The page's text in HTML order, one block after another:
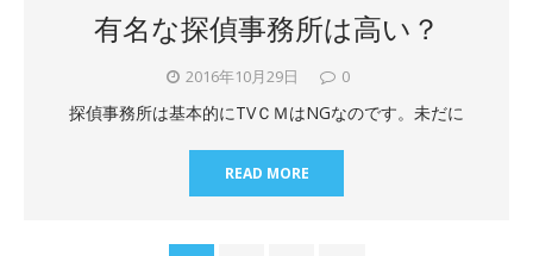
有名な探偵事務所は高い？
2016年10月29日 0
探偵事務所は基本的にTVＣＭはNGなのです。未だに
READ MORE